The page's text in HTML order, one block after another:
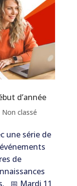
d’année
Non classé
une série de
de
📅 Mardi 11